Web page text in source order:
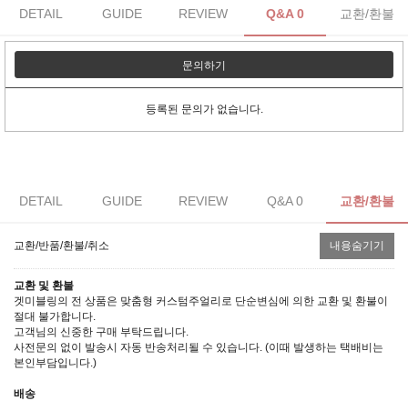
DETAIL GUIDE REVIEW Q&A 0 교환/환불
문의하기
등록된 문의가 없습니다.
DETAIL GUIDE REVIEW Q&A 0 교환/환불
교환/반품/환불/취소 내용숨기기
교환 및 환불
겟미블링의 전 상품은 맞춤형 커스텀주얼리로 단순변심에 의한 교환 및 환불이
절대 불가합니다.
고객님의 신중한 구매 부탁드립니다.
사전문의 없이 발송시 자동 반송처리될 수 있습니다. (이때 발생하는 택배비는
본인부담입니다.)
배송